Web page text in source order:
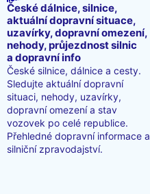
České dálnice, silnice,
aktuální dopravní situace,
uzavírky, dopravní omezení,
nehody, průjezdnost silnic
a dopravní info
České silnice, dálnice a cesty.
Sledujte aktuální dopravní
situaci, nehody, uzavírky,
dopravní omezení a stav
vozovek po celé republice.
Přehledné dopravní informace a
silniční zpravodajství.